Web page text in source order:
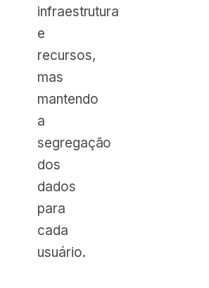
infraestrutura
e
recursos,
mas
mantendo
a
segregação
dos
dados
para
cada
usuário.